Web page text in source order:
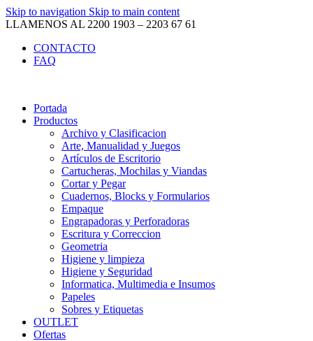
Skip to navigation Skip to main content
LLAMENOS AL 2200 1903 – 2203 67 61
CONTACTO
FAQ
Portada
Productos
Archivo y Clasificacion
Arte, Manualidad y Juegos
Artículos de Escritorio
Cartucheras, Mochilas y Viandas
Cortar y Pegar
Cuadernos, Blocks y Formularios
Empaque
Engrapadoras y Perforadoras
Escritura y Correccion
Geometria
Higiene y limpieza
Higiene y Seguridad
Informatica, Multimedia e Insumos
Papeles
Sobres y Etiquetas
OUTLET
Ofertas